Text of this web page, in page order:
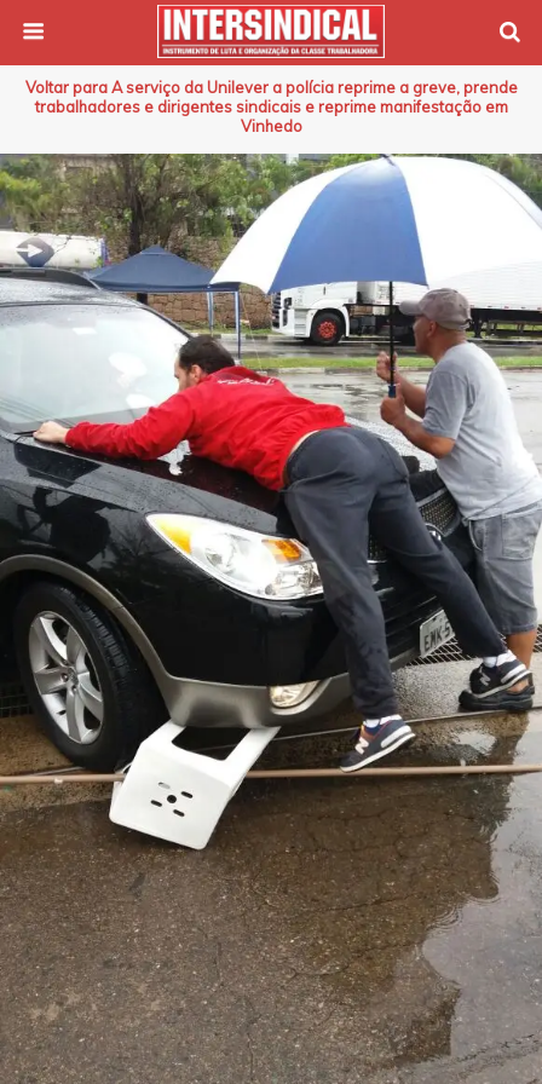
Voltar para A serviço da Unilever a polícia reprime a greve, prende
trabalhadores e dirigentes sindicais e reprime manifestação em
Vinhedo